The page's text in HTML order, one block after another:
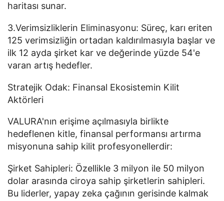
haritası sunar.
3.Verimsizliklerin Eliminasyonu: Süreç, karı eriten
125 verimsizliğin ortadan kaldırılmasıyla başlar ve
ilk 12 ayda şirket kar ve değerinde yüzde 54'e
varan artış hedefler.
Stratejik Odak: Finansal Ekosistemin Kilit
Aktörleri
VALURA'nın erişime açılmasıyla birlikte
hedeflenen kitle, finansal performansı artırma
misyonuna sahip kilit profesyonellerdir:
Şirket Sahipleri: Özellikle 3 milyon ile 50 milyon
dolar arasında ciroya sahip şirketlerin sahipleri.
Bu liderler, yapay zeka çağının gerisinde kalmak